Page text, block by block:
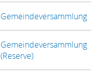
Gemeindeversammlung
Gemeindeversammlung
(Reserve)